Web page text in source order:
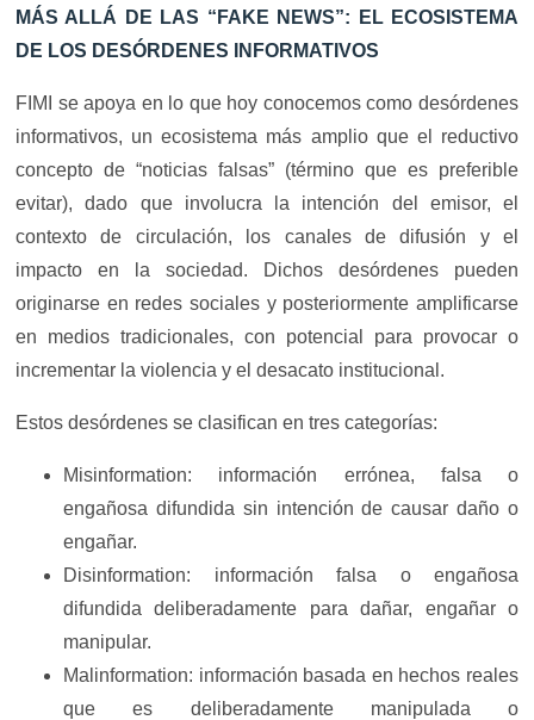
MÁS ALLÁ DE LAS “FAKE NEWS”: EL ECOSISTEMA
DE LOS DESÓRDENES INFORMATIVOS
FIMI se apoya en lo que hoy conocemos como desórdenes
informativos, un ecosistema más amplio que el reductivo
concepto de “noticias falsas” (término que es preferible
evitar), dado que involucra la intención del emisor, el
contexto de circulación, los canales de difusión y el
impacto en la sociedad. Dichos desórdenes pueden
originarse en redes sociales y posteriormente amplificarse
en medios tradicionales, con potencial para provocar o
incrementar la violencia y el desacato institucional.
Estos desórdenes se clasifican en tres categorías:
Misinformation: información errónea, falsa o
engañosa difundida sin intención de causar daño o
engañar.
Disinformation: información falsa o engañosa
difundida deliberadamente para dañar, engañar o
manipular.
Malinformation: información basada en hechos reales
que es deliberadamente manipulada o